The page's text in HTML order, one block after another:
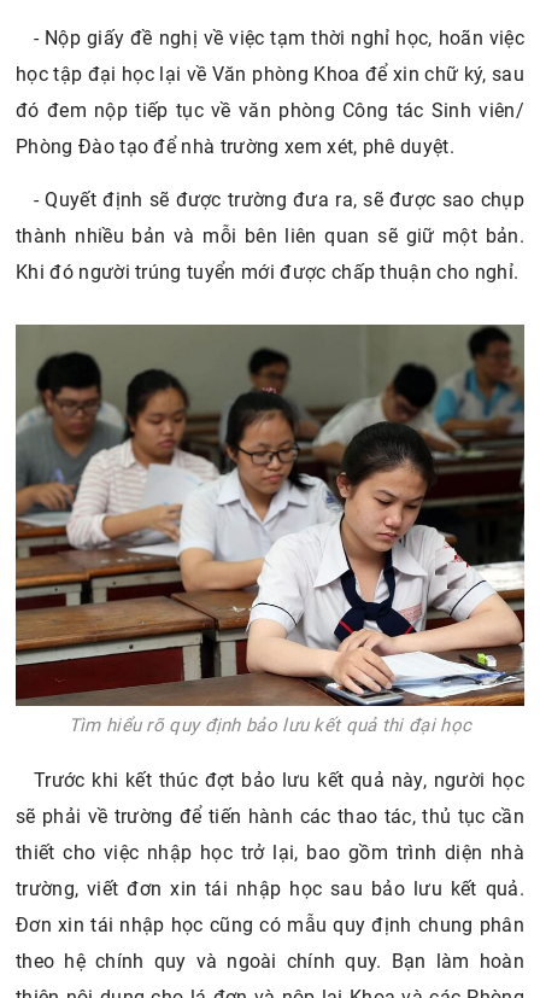
- Nộp giấy đề nghị về việc tạm thời nghỉ học, hoãn việc
học tập đại học lại về Văn phòng Khoa để xin chữ ký, sau
đó đem nộp tiếp tục về văn phòng Công tác Sinh viên/
Phòng Đào tạo để nhà trường xem xét, phê duyệt.
- Quyết định sẽ được trường đưa ra, sẽ được sao chụp
thành nhiều bản và mỗi bên liên quan sẽ giữ một bản.
Khi đó người trúng tuyển mới được chấp thuận cho nghỉ.
Tìm hiểu rõ quy định bảo lưu kết quả thi đại học
Trước khi kết thúc đợt bảo lưu kết quả này, người học
sẽ phải về trường để tiến hành các thao tác, thủ tục cần
thiết cho việc nhập học trở lại, bao gồm trình diện nhà
trường, viết đơn xin tái nhập học sau bảo lưu kết quả.
Đơn xin tái nhập học cũng có mẫu quy định chung phân
theo hệ chính quy và ngoài chính quy. Bạn làm hoàn